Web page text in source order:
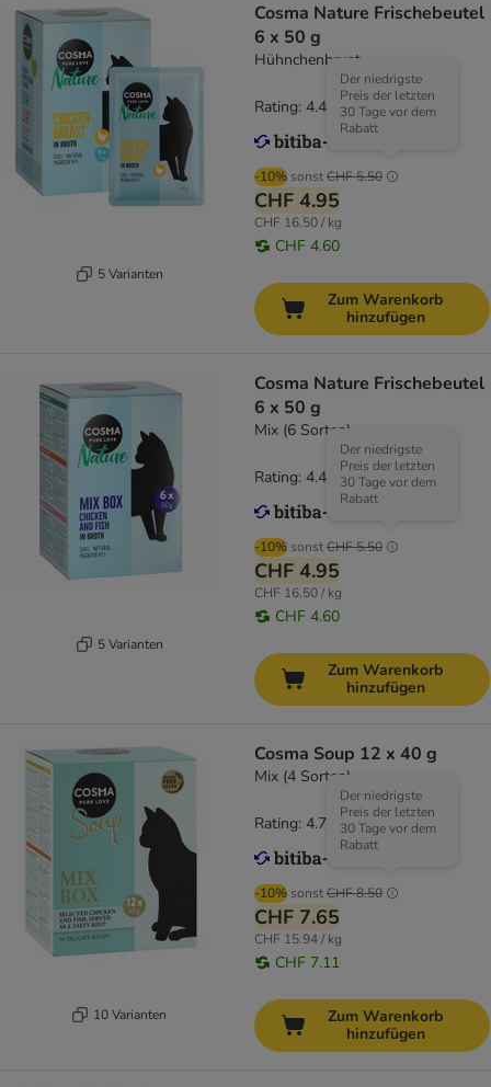
5 Varianten
Cosma Nature Frischebeutel
6 x 50 g
Hühnchenbrust
-10% sonstCHF 5.50
Der niedrigste
Preis der letzten
30 Tage vor dem
Rabatt
CHF 4.95
CHF 16.50 / kg
CHF 4.60
Rating: 4.4/5 (17
Zum Warenkorb
hinzufügen
5 Varianten
Cosma Nature Frischebeutel
6 x 50 g
Mix (6 Sorten)
-10% sonstCHF 5.50
Der niedrigste
Preis der letzten
30 Tage vor dem
Rabatt
CHF 4.95
CHF 16.50 / kg
CHF 4.60
Rating: 4.4/5 (17
Zum Warenkorb
hinzufügen
10 Varianten
Cosma Soup 12 x 40 g
Mix (4 Sorten)
-10% sonstCHF 8.50
Der niedrigste
Preis der letzten
30 Tage vor dem
Rabatt
CHF 7.65
CHF 15.94 / kg
CHF 7.11
Rating: 4.7/5 (127
Zum Warenkorb
hinzufügen